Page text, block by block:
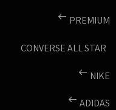
PREMIUM
CONVERSE ALL STAR
NIKE
ADIDAS